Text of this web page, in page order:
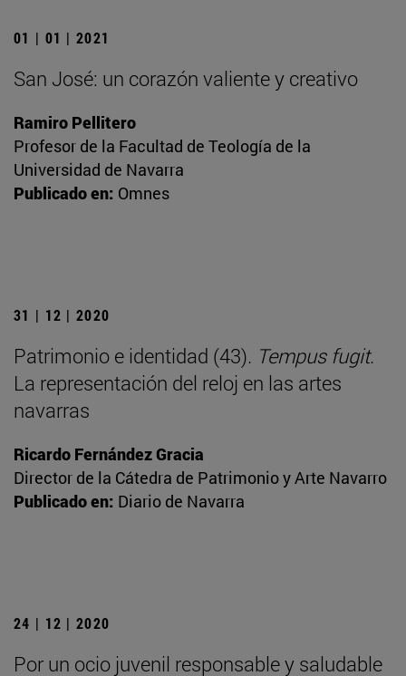
01 | 01 | 2021
San José: un corazón valiente y creativo
Ramiro Pellitero
Profesor de la Facultad de Teología de la
Universidad de Navarra
Publicado en: Omnes
31 | 12 | 2020
Patrimonio e identidad (43). Tempus fugit.
La representación del reloj en las artes
navarras
Ricardo Fernández Gracia
Director de la Cátedra de Patrimonio y Arte Navarro
Publicado en: Diario de Navarra
24 | 12 | 2020
Por un ocio juvenil responsable y saludable